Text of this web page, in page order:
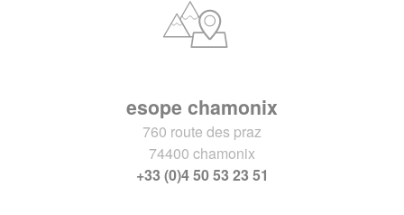
esope chamonix
760 route des praz
74400 chamonix
+33 (0)4 50 53 23 51